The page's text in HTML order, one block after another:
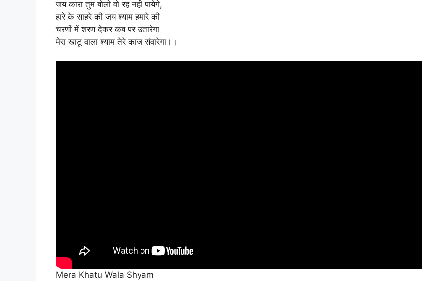
जय कारा तुम बोलो वो रह नही पायेगे,
हारे के साहरे की जय श्याम हमारे की
चरणों में शरण देकर कब पर उतारेगा
मेरा खाटू वाला श्याम तेरे काज संवारेगा।।
Mera Khatu Wala Shyam